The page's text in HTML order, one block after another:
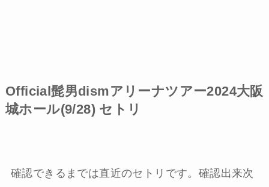
Official髭男dismアリーナツアー2024大阪
城ホール(9/28) セトリ
確認できるまでは直近のセトリです。確認出来次